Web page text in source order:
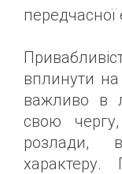
передчасної
вплинути на
важливо в
свою
розлади,